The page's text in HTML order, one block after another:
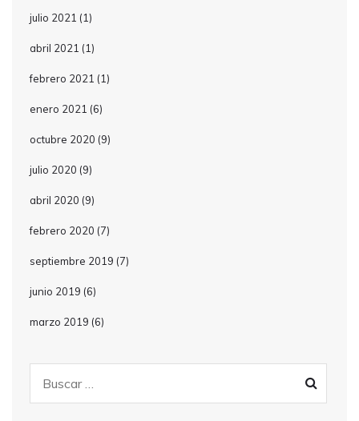
julio 2021 (1)
abril 2021 (1)
febrero 2021 (1)
enero 2021 (6)
octubre 2020 (9)
julio 2020 (9)
abril 2020 (9)
febrero 2020 (7)
septiembre 2019 (7)
junio 2019 (6)
marzo 2019 (6)